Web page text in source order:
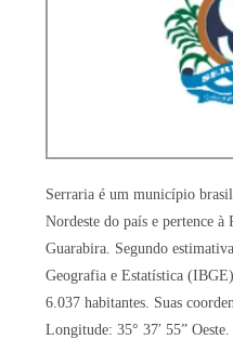
Serraria é um município
Nordeste do país e pertence
Guarabira. Segundo
Geografia e Estatística
6.037 habitantes. Suas
Longitude: 35° 37′ 55”